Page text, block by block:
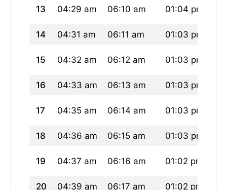
13 04:29 am 06:10 am 01:04 pm
14 04:31 am 06:11 am 01:03 pm
15 04:32 am 06:12 am 01:03 pm
16 04:33 am 06:13 am 01:03 pm
17 04:35 am 06:14 am 01:03 pm
18 04:36 am 06:15 am 01:03 pm
19 04:37 am 06:16 am 01:02 pm
20 04:39 am 06:17 am 01:02 pm